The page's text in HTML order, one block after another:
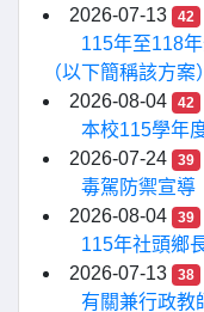
2026-07-13
42
115年至118
（以下簡稱該方案
2026-08-04
42
本校115學年
2026-07-24
39
毒駕防禦宣導
2026-08-04
39
115年社頭鄉
2026-07-13
38
有關兼行政教